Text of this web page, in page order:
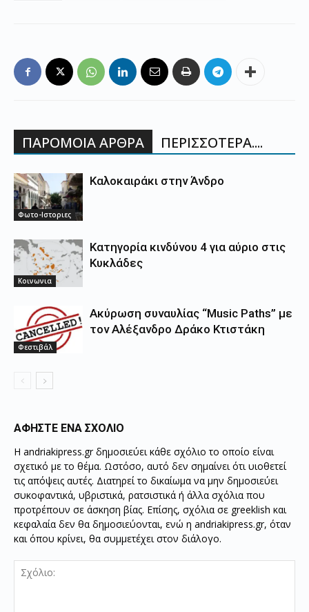
ΠΑΡΟΜΟΙΑ ΑΡΘΡΑ ΠΕΡΙΣΣΟΤΕΡΑ....
Φωτο-Ιστοριες
Καλοκαιράκι στην Άνδρο
Κοινωνια
Κατηγορία κινδύνου 4 για αύριο στις
Κυκλάδες
Φεστιβάλ
Ακύρωση συναυλίας “Music Paths” με
τον Αλέξανδρο Δράκο Κτιστάκη
ΑΦΗΣΤΕ ΕΝΑ ΣΧΟΛΙΟ
Η andriakipress.gr δημοσιεύει κάθε σχόλιο το οποίο είναι
σχετικό με το θέμα. Ωστόσο, αυτό δεν σημαίνει ότι υιοθετεί
τις απόψεις αυτές. Διατηρεί το δικαίωμα να μην δημοσιεύει
συκοφαντικά, υβριστικά, ρατσιστικά ή άλλα σχόλια που
προτρέπουν σε άσκηση βίας. Επίσης, σχόλια σε greeklish και
κεφαλαία δεν θα δημοσιεύονται, ενώ η andriakipress.gr, όταν
και όπου κρίνει, θα συμμετέχει στον διάλογο.